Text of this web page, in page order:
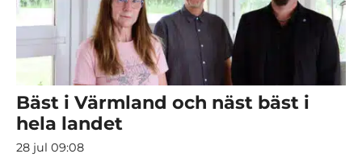
Bäst i Värmland och näst bäst i
hela landet
28 jul 09:08